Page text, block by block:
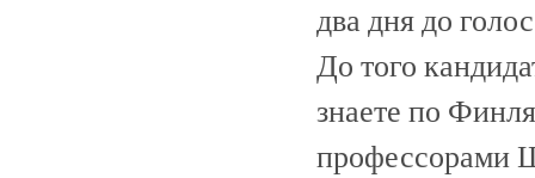
два дня до
До того
знаете по
профессорами